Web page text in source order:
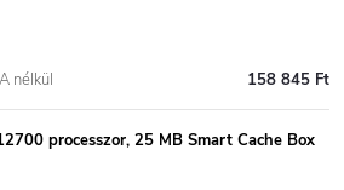
158 845 Ft
nélkül
processzor, 25 MB Smart Cache Box